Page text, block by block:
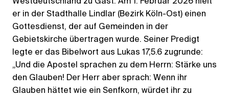
er in der Stadthalle Lindlar (Bezirk Köln-Ost) einen
Gottesdienst, der auf Gemeinden in der
Gebietskirche übertragen wurde. Seiner Predigt
legte er das Bibelwort aus Lukas 17,5.6 zugrunde:
„Und die Apostel sprachen zu dem Herrn: Stärke uns
den Glauben! Der Herr aber sprach: Wenn ihr
Glauben hättet wie ein Senfkorn, würdet ihr zu